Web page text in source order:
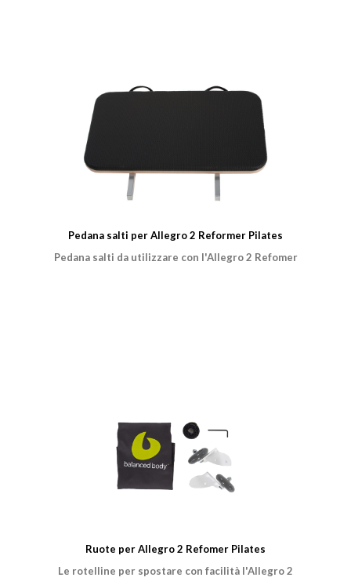
Pedana salti per Allegro 2 Reformer Pilates
Pedana salti da utilizzare con l'Allegro 2 Refomer
Ruote per Allegro 2 Refomer Pilates
Le rotelline per spostare con facilità l'Allegro 2